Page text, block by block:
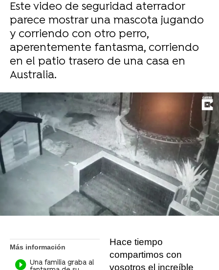
Este video de seguridad aterrador
parece mostrar una mascota jugando
y corriendo con otro perro,
aperentemente fantasma, corriendo
en el patio trasero de una casa en
Australia.
Liopardo
19 de noviembre de 2021, 15:09
WhatsappFacebook
X Flipboard
Más información
Una familia graba al
Hace tiempo
compartimos con
vosotros el increíble